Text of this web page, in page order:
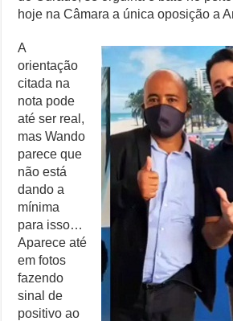
hoje na Câmara a única oposição a
A
orientação
citada na
nota pode
até ser real,
mas Wando
parece que
não está
dando a
mínima
para isso…
Aparece até
em fotos
fazendo
sinal de
positivo ao